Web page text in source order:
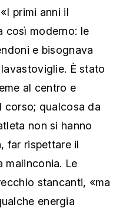
primi anni il
così moderno: le
e bisognava
È stato
al centro e
corso; qualcosa da
non si hanno
far rispettare il
malinconia. Le
stancanti, «ma
energia